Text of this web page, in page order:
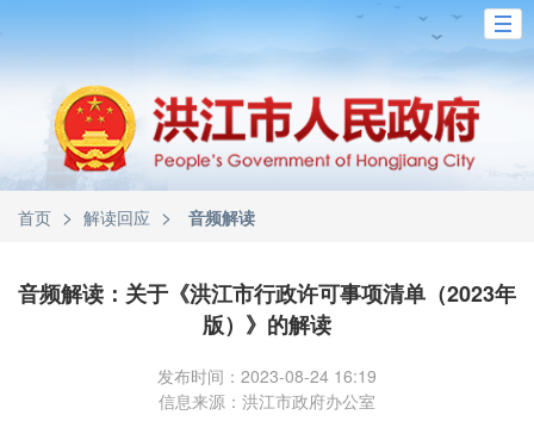
首页 > 解读回应 > 音频解读
音频解读：关于《洪江市行政许可事项清单（2023年
版）》的解读
发布时间：2023-08-24 16:19
信息来源：洪江市政府办公室